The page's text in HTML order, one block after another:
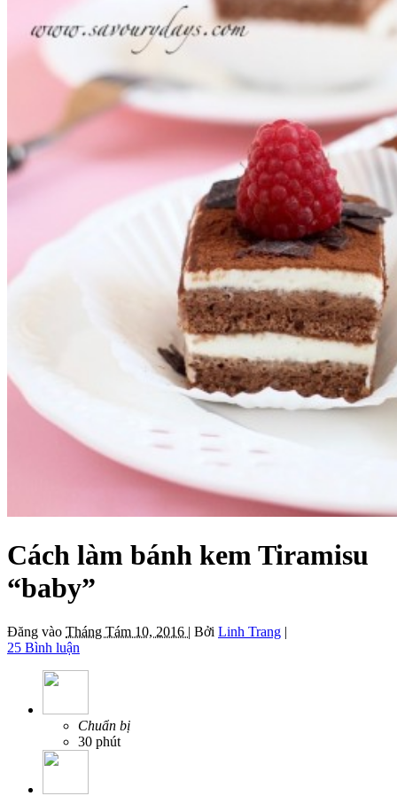
Cách làm bánh kem Tiramisu
“baby”
Đăng vào Tháng Tám 10, 2016 | Bởi Linh Trang |
25 Bình luận
Chuẩn bị
30 phút